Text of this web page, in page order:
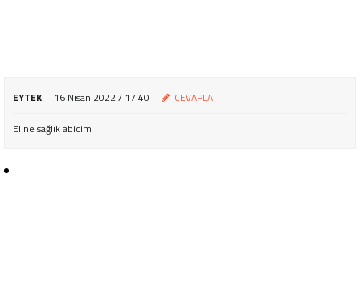
EYTEK 16 Nisan 2022 / 17:40 CEVAPLA
Eline sağlık abicim